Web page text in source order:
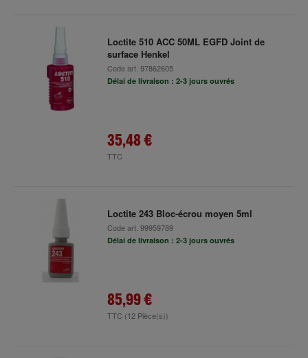
Loctite 510 ACC 50ML EGFD Joint de
surface Henkel
Code art. 97862605
Délai de livraison : 2-3 jours ouvrés
35,48 €
TTC
Loctite 243 Bloc-écrou moyen 5ml
Code art. 99959789
Délai de livraison : 2-3 jours ouvrés
85,99 €
TTC (12 Pièce(s))